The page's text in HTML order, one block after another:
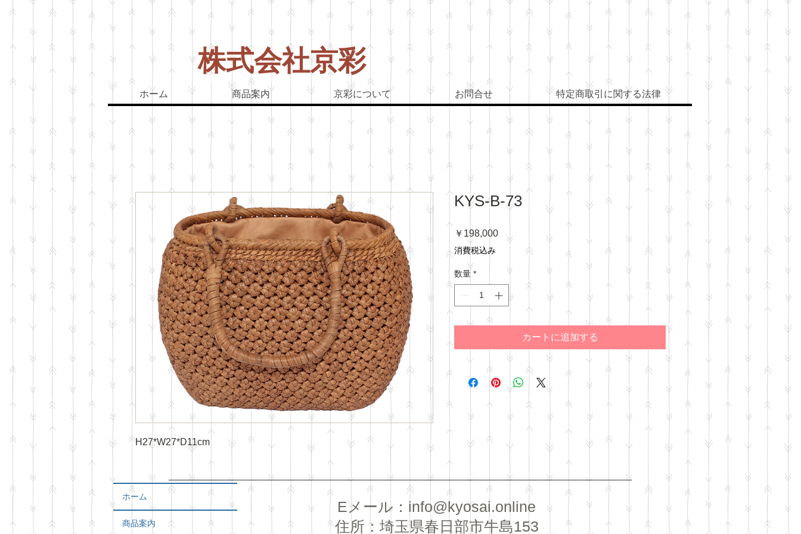
株式会社京彩
山葡萄バッグ
ホーム 商品案内 京彩について お問合せ 特定商取引に関する法律
H27*W27*D11cm
KYS-B-73
￥198,000価
消費税込み
数量 *
カートに追加する
​Eメール： info@kyosai.online
住所：埼玉県春日部市牛島153
ホーム
商品案内